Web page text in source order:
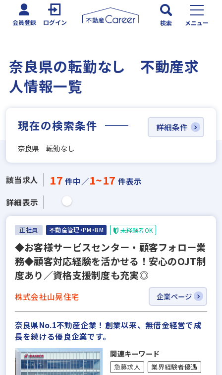
会員登録 ログイン 検索 メニュー
奈良県の転勤なし 不動産求
人情報一覧
現在の検索条件
奈良県 転勤なし
詳細条件
該当求人 17 件中／1~17 件表示
詳細表示
正社員 不動産管理・PM・BM 未経験者OK
◆お客様サービスセンター・顧客フォロー業
務◆顧客対応経験を活かせる！安心のOJT制
度あり／資格支援制度も充実◎
株式会社山晃住宅 企業ページ
奈良県No.1不動産企業！創業以来、無借金経営で成
長を続ける優良企業です。
関連キーワード
急募求人
業界経験者優遇